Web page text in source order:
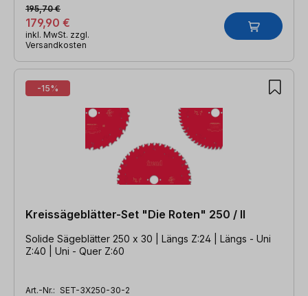
179,90 €
195,70 €
inkl. MwSt. zzgl.
Versandkosten
-15%
Kreissägeblätter-Set "Die Roten" 250 / II
Solide Sägeblätter 250 x 30 | Längs Z:24 | Längs - Uni
Z:40 | Uni - Quer Z:60
Art.-Nr.: SET-3X250-30-2